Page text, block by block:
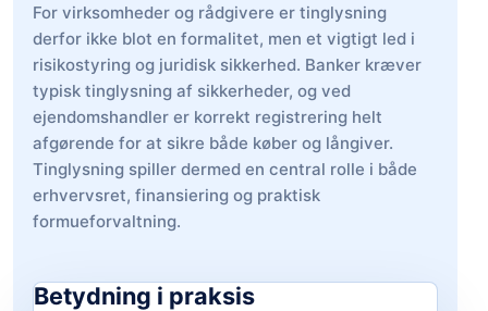
For virksomheder og rådgivere er tinglysning
derfor ikke blot en formalitet, men et vigtigt led i
risikostyring og juridisk sikkerhed. Banker kræver
typisk tinglysning af sikkerheder, og ved
ejendomshandler er korrekt registrering helt
afgørende for at sikre både køber og långiver.
Tinglysning spiller dermed en central rolle i både
erhvervsret, finansiering og praktisk
formueforvaltning.
Betydning i praksis